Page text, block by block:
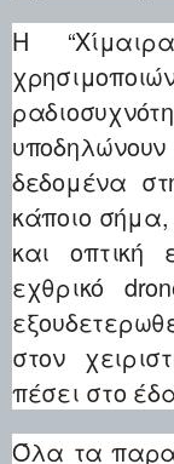
Η
δεδομένα
κάποιο σήμα,
και οπτική
εχθρικό
στον
πέσει στο
Όλα τα